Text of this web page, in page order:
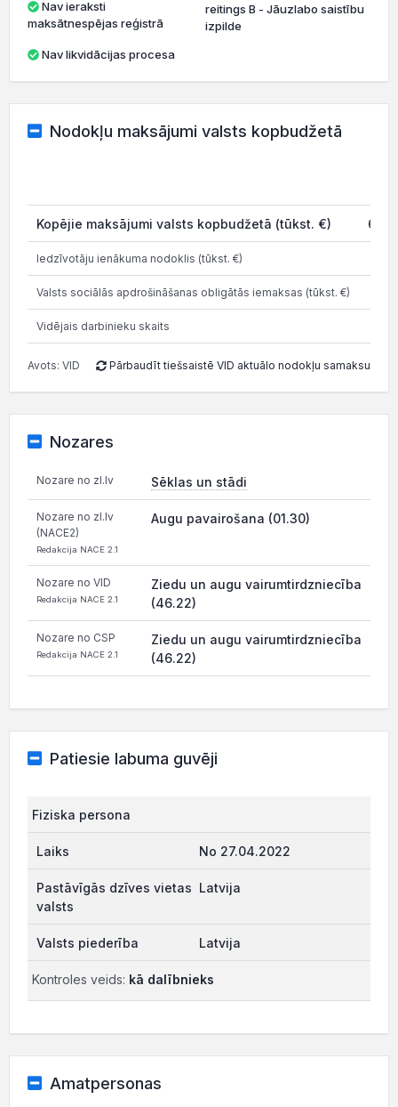
maksātnespējas reģistrā
Nav likvidācijas procesa
reitings B - Jāuzlabo saistību
izpilde
Nodokļu maksājumi valsts kopbudžetā
Kopējie maksājumi valsts kopbudžetā (tūkst. €)
Iedzīvotāju ienākuma nodoklis (tūkst. €)
Valsts sociālās apdrošināšanas obligātās iemaksas (tūkst. €)
Vidējais darbinieku skaits
Avots: VID Pārbaudīt tiešsaistē VID aktuālo nodokļu samaksu
Nozares
Nozare no zl.lv Sēklas un stādi
Nozare no zl.lv
(NACE2)
Redakcija NACE 2.1
Augu pavairošana (01.30)
Nozare no VID
Redakcija NACE 2.1
Ziedu un augu vairumtirdzniecība
(46.22)
Nozare no CSP
Redakcija NACE 2.1
Ziedu un augu vairumtirdzniecība
(46.22)
Patiesie labuma guvēji
Fiziska persona
No 27.04.2022
Latvija
Latvija
Kontroles veids: kā dalībnieks
Amatpersonas